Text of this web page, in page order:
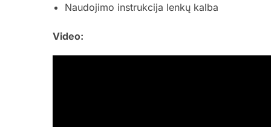
Naudojimo instrukcija lenkų kalba
Video: